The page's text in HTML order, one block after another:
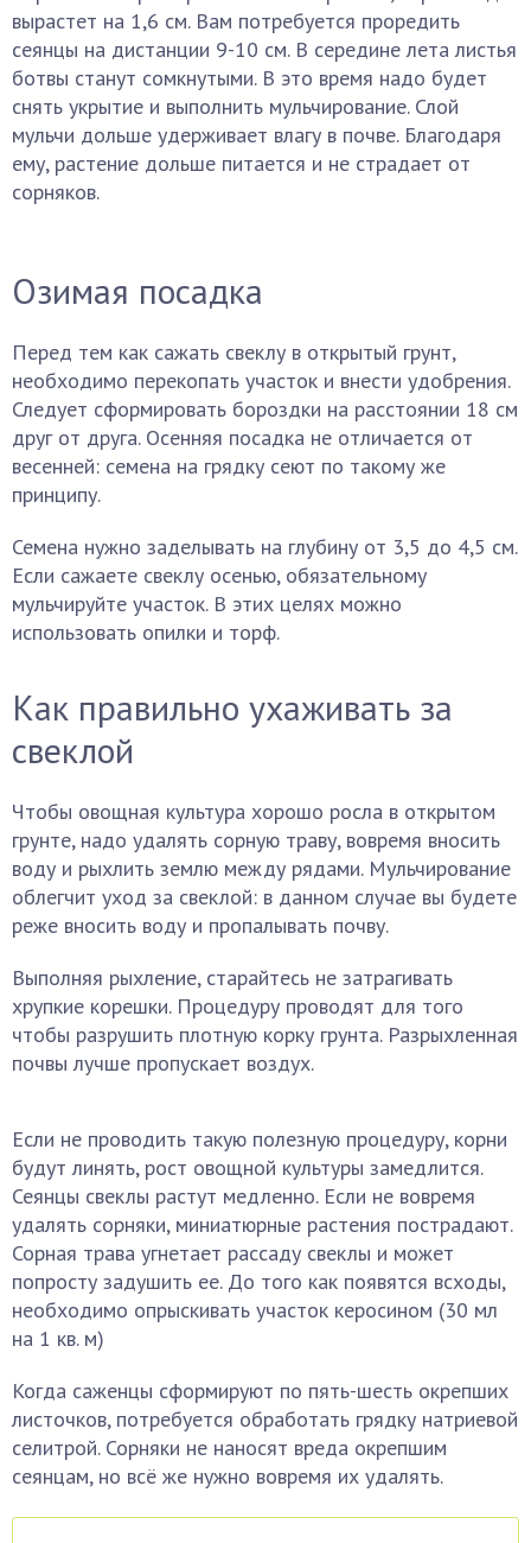
вырастет на 1,6 см. Вам потребуется проредить
сеянцы на дистанции 9-10 см. В середине лета листья
ботвы станут сомкнутыми. В это время надо будет
снять укрытие и выполнить мульчирование. Слой
мульчи дольше удерживает влагу в почве. Благодаря
ему, растение дольше питается и не страдает от
сорняков.
Озимая посадка
Перед тем как сажать свеклу в открытый грунт,
необходимо перекопать участок и внести удобрения.
Следует сформировать бороздки на расстоянии 18 см
друг от друга. Осенняя посадка не отличается от
весенней: семена на грядку сеют по такому же
принципу.
Семена нужно заделывать на глубину от 3,5 до 4,5 см.
Если сажаете свеклу осенью, обязательному
мульчируйте участок. В этих целях можно
использовать опилки и торф.
Как правильно ухаживать за
свеклой
Чтобы овощная культура хорошо росла в открытом
грунте, надо удалять сорную траву, вовремя вносить
воду и рыхлить землю между рядами. Мульчирование
облегчит уход за свеклой: в данном случае вы будете
реже вносить воду и пропалывать почву.
Выполняя рыхление, старайтесь не затрагивать
хрупкие корешки. Процедуру проводят для того
чтобы разрушить плотную корку грунта. Разрыхленная
почвы лучше пропускает воздух.
Если не проводить такую полезную процедуру, корни
будут линять, рост овощной культуры замедлится.
Сеянцы свеклы растут медленно. Если не вовремя
удалять сорняки, миниатюрные растения пострадают.
Сорная трава угнетает рассаду свеклы и может
попросту задушить ее. До того как появятся всходы,
необходимо опрыскивать участок керосином (30 мл
на 1 кв. м)
Когда саженцы сформируют по пять-шесть окрепших
листочков, потребуется обработать грядку натриевой
селитрой. Сорняки не наносят вреда окрепшим
сеянцам, но всё же нужно вовремя их удалять.